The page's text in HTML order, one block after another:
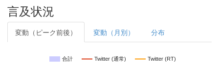
言及状況
変動（ピーク前後） 変動（月別） 分布
合計 Twitter (通常) Twitter (RT)